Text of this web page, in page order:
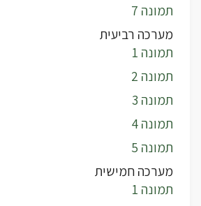
תמונה 7
מערכה רביעית
תמונה 1
תמונה 2
תמונה 3
תמונה 4
תמונה 5
מערכה חמישית
תמונה 1